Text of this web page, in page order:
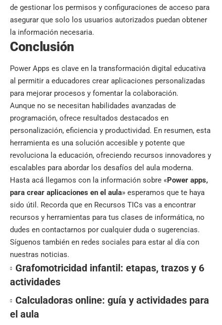
de gestionar los permisos y configuraciones de acceso para
asegurar que solo los usuarios autorizados puedan obtener
la información necesaria.
Conclusión
Power Apps es clave en la transformación digital educativa
al permitir a educadores crear aplicaciones personalizadas
para mejorar procesos y fomentar la colaboración.
Aunque no se necesitan habilidades avanzadas de
programación, ofrece resultados destacados en
personalización, eficiencia y productividad. En resumen, esta
herramienta es una solución accesible y potente que
revoluciona la educación, ofreciendo recursos innovadores y
escalables para abordar los desafíos del aula moderna.
Hasta acá llegamos con la información sobre «Power apps,
para crear aplicaciones en el aula» esperamos que te haya
sido útil. Recorda que en Recursos TICs vas a encontrar
recursos y herramientas para tus clases de informática, no
dudes en contactarnos por cualquier duda o sugerencias.
Síguenos también en redes sociales para estar al día con
nuestras noticias.
Grafomotricidad infantil: etapas, trazos y 6
actividades
Calculadoras online: guía y actividades para
el aula